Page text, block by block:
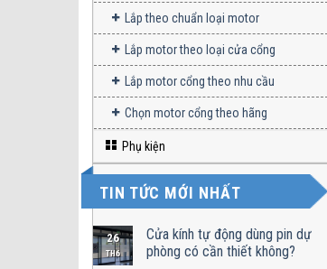
Lắp theo chuẩn loại motor
Lắp motor theo loại cửa cổng
Lắp motor cổng theo nhu cầu
Chọn motor cổng theo hãng
Phụ kiện
TIN TỨC MỚI NHẤT
26
TH6
Cửa kính tự động dùng pin dự
phòng có cần thiết không?